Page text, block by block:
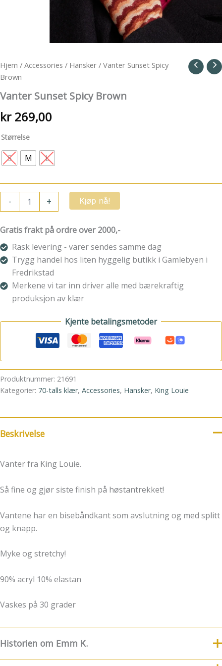
Hjem / Accessories / Hansker / Vanter Sunset Spicy
Brown
Vanter Sunset Spicy Brown
kr269,00
Størrelse
S M L
-
Sunset
Brown
antall
+ Kjøp nå!
Gratis frakt på ordre over 2000,-
Rask levering - varer sendes samme dag
Trygg handel hos liten hyggelig butikk i Gamlebyen i
Fredrikstad
Merkene vi tar inn driver alle med bærekraftig
produksjon av klær
Kjente betalingsmetoder
Produktnummer: 21691
Kategorier: 70-talls klær, Accessories, Hansker, King Louie
Beskrivelse
Vanter fra King Louie.
Så fine og gjør siste finish på høstantrekket!
Vantene har en bisebåndkant som avslutning og med splitt
og knapp.
Myke og stretchy!
90% acryl 10% elastan
Vaskes på 30 grader
Historien om Emm K.